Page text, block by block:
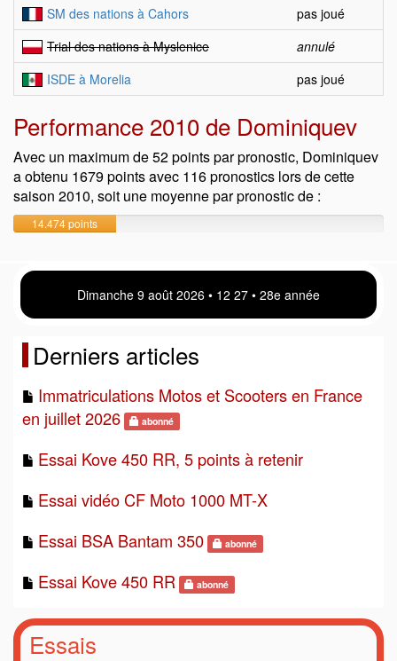
SM des nations à Cahors
pas joué
Trial des nations à Myslenice
annulé
ISDE à Morelia
pas joué
Performance 2010 de Dominiquev
Avec un maximum de 52 points par pronostic, Dominiquev
a obtenu 1679 points avec 116 pronostics lors de cette
saison 2010, soit une moyenne par pronostic de :
14.474 points
Dimanche 9 août 2026 • 12 27 • 28e année
Derniers articles
Immatriculations Motos et Scooters en France
en juillet 2026
abonné
Essai Kove 450 RR, 5 points à retenir
Essai vidéo CF Moto 1000 MT-X
Essai BSA Bantam 350
abonné
Essai Kove 450 RR abonné
Essais